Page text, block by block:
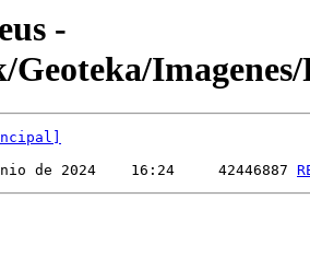
-
Geoteka/
de 2024    16:24     42446887